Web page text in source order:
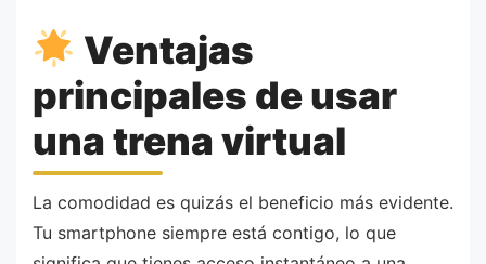
Ventajas
principales de usar
una trena virtual
La comodidad es quizás el beneficio más evidente.
Tu smartphone siempre está contigo, lo que